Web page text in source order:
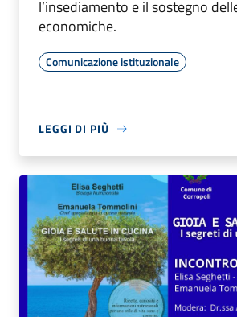
l’insediamento e il sostegno
economiche.
Comunicazione istituzionale
LEGGI DI PIÙ